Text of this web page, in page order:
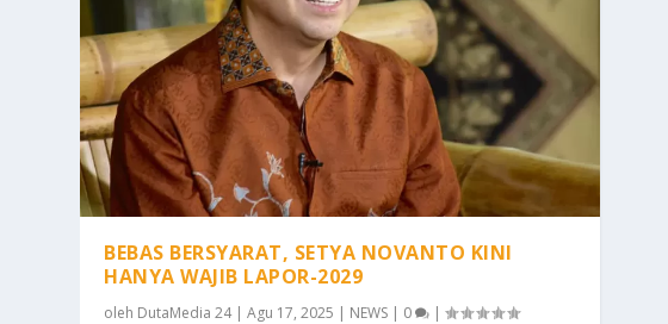
BEBAS BERSYARAT, SETYA NOVANTO KINI
HANYA WAJIB LAPOR-2029
oleh DutaMedia 24|Agu 17, 2025 | NEWS | 0 |